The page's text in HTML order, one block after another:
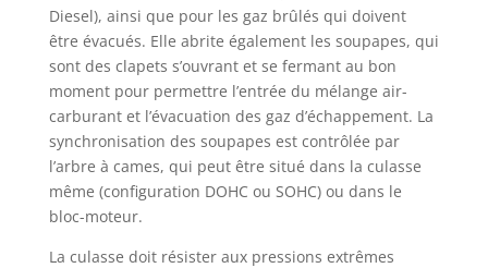
Diesel), ainsi que pour les gaz brûlés qui doivent
être évacués. Elle abrite également les soupapes, qui
sont des clapets s’ouvrant et se fermant au bon
moment pour permettre l’entrée du mélange air-
carburant et l’évacuation des gaz d’échappement. La
synchronisation des soupapes est contrôlée par
l’arbre à cames, qui peut être situé dans la culasse
même (configuration DOHC ou SOHC) ou dans le
bloc-moteur.
La culasse doit résister aux pressions extrêmes